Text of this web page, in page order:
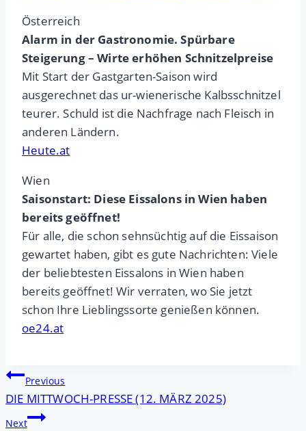
Österreich
Alarm in der Gastronomie. Spürbare
Steigerung – Wirte erhöhen Schnitzelpreise
Mit Start der Gastgarten-Saison wird
ausgerechnet das ur-wienerische Kalbsschnitzel
teurer. Schuld ist die Nachfrage nach Fleisch in
anderen Ländern.
Heute.at
Wien
Saisonstart: Diese Eissalons in Wien haben
bereits geöffnet!
Für alle, die schon sehnsüchtig auf die Eissaison
gewartet haben, gibt es gute Nachrichten: Viele
der beliebtesten Eissalons in Wien haben
bereits geöffnet! Wir verraten, wo Sie jetzt
schon Ihre Lieblingssorte genießen können.
oe24.at
Beitragsnavigation
Previous
DIE MITTWOCH-PRESSE (12. MÄRZ 2025)
Next